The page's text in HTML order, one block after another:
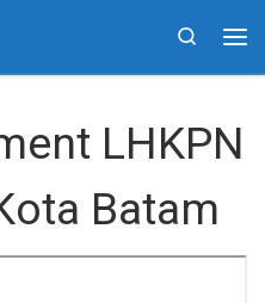
Search
LHKPN
Batam